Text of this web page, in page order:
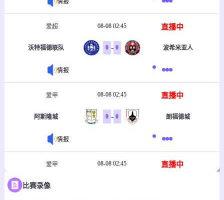
情报
爱超 08-08 02:45 直播中
沃特福德联队 0 - 0 波希米亚人
情报
爱甲 08-08 02:45 直播中
阿斯隆城 0 - 0 朗福德城
情报
爱甲 08-08 02:45 直播中
布雷
比赛录像